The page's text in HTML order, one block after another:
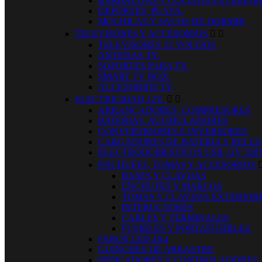
DEPORTES, PLAYA.
MOCHILAS Y SACOS DE DORMIR
TELEVISORES Y ACCESORIOS  
TELEVISORES 12 VOLTIOS
ANTENAS TV.
SOPORTES PARA TV.
SMART TV BOX.
ACCESORIOS TV
ELECTRICIDAD 12V.  
ARRANCADORES, COMPRESORES
BATERIAS, ACUMULADORES
CONVERTIDORES E INVERSORES
CARGADORES DE BATERIA Y RELES
ELECTRODOMESTICOS USB 12V
ENCHUFES, TOMAS Y ACCESORIOS 
BASES Y CLAVIJAS
ENCHUFES Y MARCOS
TOMAS Y CLAVIJAS
INTERUCTORES
CABLES Y TERMINALES
FUSIBLES Y PORTAFUSIBLES.
FAROS LED 4X4
GUINCHES DE ARRASTRE
INDICADORES Y CONTROLADORES